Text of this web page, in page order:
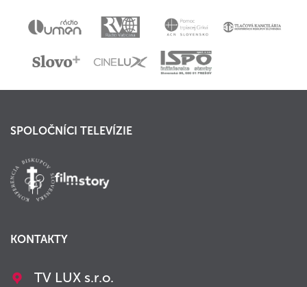
SPOLOČNÍCI TELEVÍZIE
KONTAKTY
TV LUX s.r.o.